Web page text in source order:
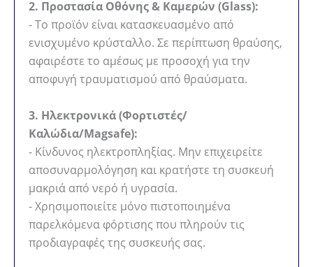
2. Προστασία Οθόνης & Καμερών (Glass):
- Το προϊόν είναι κατασκευασμένο από
ενισχυμένο κρύσταλλο. Σε περίπτωση θραύσης,
αφαιρέστε το αμέσως με προσοχή για την
αποφυγή τραυματισμού από θραύσματα.
3. Ηλεκτρονικά (Φορτιστές/
Καλώδια/Magsafe):
- Κίνδυνος ηλεκτροπληξίας. Μην επιχειρείτε
αποσυναρμολόγηση και κρατήστε τη συσκευή
μακριά από νερό ή υγρασία.
- Χρησιμοποιείτε μόνο πιστοποιημένα
παρελκόμενα φόρτισης που πληρούν τις
προδιαγραφές της συσκευής σας.